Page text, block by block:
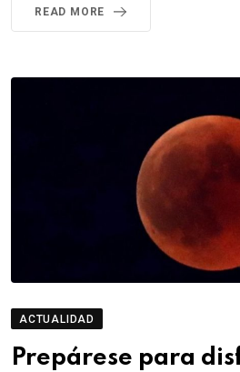
READ MORE
ACTUALIDAD
Prepárese para